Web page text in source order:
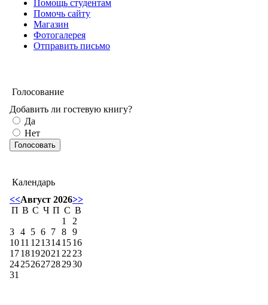
Помощь студентам
Помочь сайту
Магазин
Фотогалерея
Отправить письмо
Голосование
Добавить ли гостевую книгу?
Да
Нет
Календарь
<<Август 2026>>
П В С Ч П С В
1
2
3 4 5 6 7 8 9
1011 1213141516
1718192021 22 23
24252627282930
31